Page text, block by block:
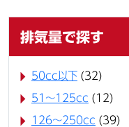
排気量で探す
50cc以下 (32)
51～125cc (12)
126～250cc (39)